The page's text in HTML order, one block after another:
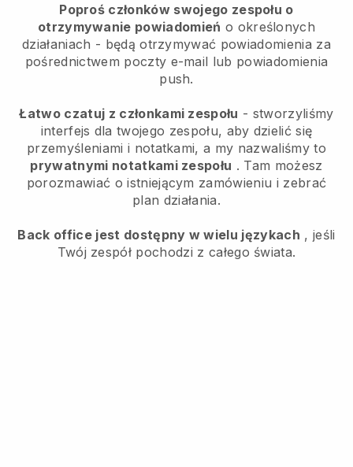
Poproś członków swojego zespołu o
otrzymywanie powiadomień o określonych
działaniach - będą otrzymywać powiadomienia za
pośrednictwem poczty e-mail lub powiadomienia
push.
Łatwo czatuj z członkami zespołu - stworzyliśmy
interfejs dla twojego zespołu, aby dzielić się
przemyśleniami i notatkami, a my nazwaliśmy to
prywatnymi notatkami zespołu . Tam możesz
porozmawiać o istniejącym zamówieniu i zebrać
plan działania.
Back office jest dostępny w wielu językach , jeśli
Twój zespół pochodzi z całego świata.